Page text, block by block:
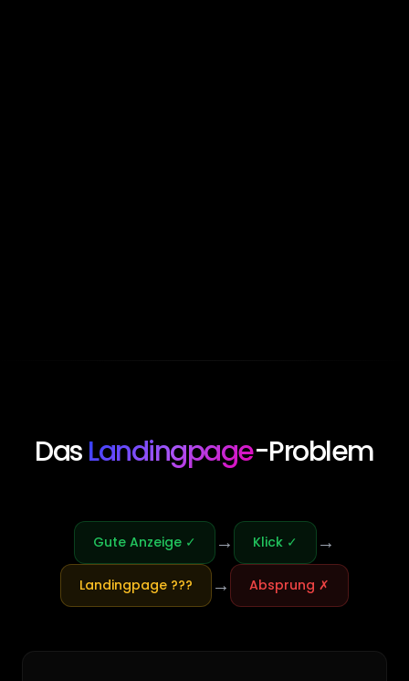
DasLandingpage-Problem
Gute Anzeige ✓ → Klick ✓ →
Landingpage ??? → Absprung ✗